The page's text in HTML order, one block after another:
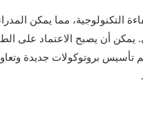
التكنولوجية، مما يمكن
يمكن أن يصبح الاعتماد على
تأسيس بروتوكولات جديدة